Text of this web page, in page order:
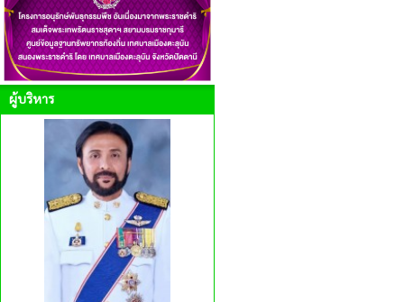
ผู้บริหาร